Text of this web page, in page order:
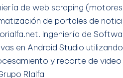
de web scraping
de portales de
Ingeniería de
en Android Studio
y recorte de
RIalfa